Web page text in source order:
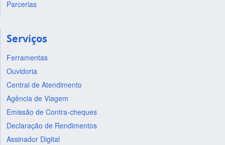
Parcerias
Serviços
Ferramentas
Ouvidoria
Central de Atendimento
Agência de Viagem
Emissão de Contra-cheques
Declaração de Rendimentos
Assinador Digital